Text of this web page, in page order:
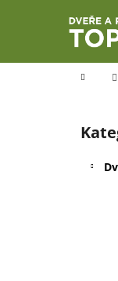
Domů
í
do
do